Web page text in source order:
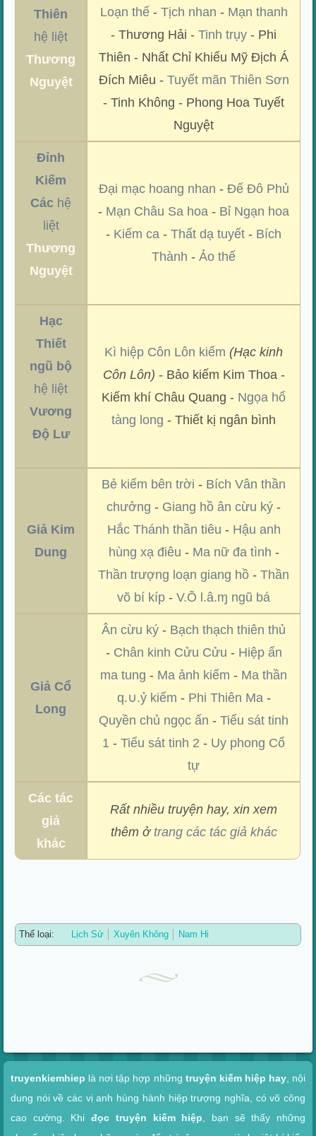
Thiên
hệ liệt
Thương
Nguyệt
Loạn thế- Tịch nhan - Mạn thanh
- Thương Hải -Tinh trụy - Phi
Thiên - Nhất Chỉ Khiếu Mỹ Địch Á
Đích Miêu - Tuyết mãn Thiên Sơn
- Tinh Không - Phong Hoa Tuyết
Nguyệt
Đỉnh
Kiếm
Các hệ
liệt
Thương
Nguyệt
Đại mạc hoang nhan - Đế Đô Phủ
- Mạn Châu Sa hoa - Bỉ Ngạn hoa
- Kiếm ca -Thất dạ tuyết - Bích
Thành -Ảo thế
Hạc
Thiết
ngũ bộ
hệ liệt
Vương
Độ Lư
Kì hiệp Côn Lôn kiếm (Hạc kinh
Côn Lôn) - Bảo kiếm Kim Thoa -
Kiếm khí Châu Quang - Ngọa hổ
tàng long - Thiết kị ngân bình
Giả Kim
Dung
Bẻ kiếm bên trời - Bích Vân thần
chưởng - Giang hồ ân cừu ký -
Hắc Thánh thần tiêu - Hậu anh
hùng xạ điêu - Ma nữ đa tình -
Thần trượng loạn giang hồ -Thần
võ bí kíp -V.Õ l.â.ɱ ngũ bá
Giả Cổ
Long
Ân cừu ký - Bạch thạch thiên thủ
- Chân kinh Cửu Cửu - Hiệp ẩn
ma tung - Ma ảnh kiếm - Ma thần
q.∪.ỷ kiếm - Phi Thiên Ma-
Quyền chủ ngọc ấn -Tiểu sát tinh
1 -Tiểu sát tinh 2 - Uy phong Cổ
tự
Các tác
giả
khác
Rất nhiều truyện hay, xin xem
thêm ở trang các tác giả khác
Thể loại: Lịch Sử Xuyên Không Nam Hi
truyenkiemhiep là nơi tập hợp những truyện kiếm hiệp hay, nội
dung nói về các vị anh hùng hành hiệp trượng nghĩa, có võ công
cao cường. Khiđọc truyện kiếm hiệp , bạn sẽ thấy những